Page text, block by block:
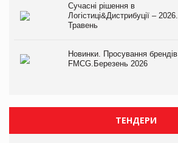
Сучасні рішення в
Логістиці&Дистрибуції – 2026.
Травень
Новинки. Просування брендів
FMCG.Березень 2026
ТЕНДЕРИ